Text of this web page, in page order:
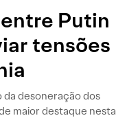
Putin
tensões
da desoneração dos
maior destaque nesta